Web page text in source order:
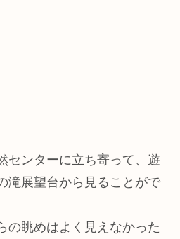
センターに立ち寄って、遊
滝展望台から見ることがで
の眺めはよく見えなかった